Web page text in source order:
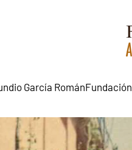
García RománFundación